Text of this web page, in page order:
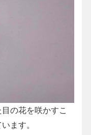
の花を咲かすこ
ます。